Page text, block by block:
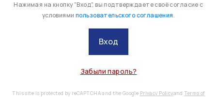
Нажимая на кнопку "Вход", вы подтверждаете своё согласие с
условиями пользовательского соглашения.
Вход
Забыли пароль?
This site is protected by reCAPTCHA and the Google Privacy PolicyandTerms of